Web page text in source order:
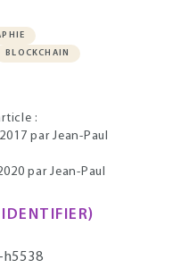
BLOCKCHAIN
:
par Jean-Paul
par Jean-Paul